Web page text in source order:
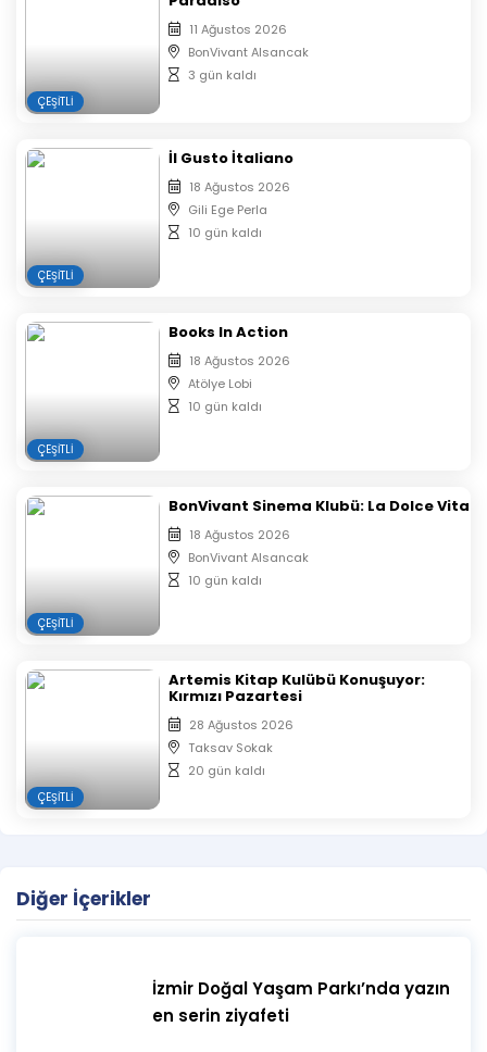
ÇEŞITLI
11 Ağustos 2026
BonVivant Alsancak
3 gün kaldı
ÇEŞITLI
İl Gusto İtaliano
18 Ağustos 2026
Gili Ege Perla
10 gün kaldı
ÇEŞITLI
Books In Action
18 Ağustos 2026
Atölye Lobi
10 gün kaldı
ÇEŞITLI
BonVivant Sinema Klubü: La Dolce Vita
18 Ağustos 2026
BonVivant Alsancak
10 gün kaldı
ÇEŞITLI
Artemis Kitap Kulübü Konuşuyor:
Kırmızı Pazartesi
28 Ağustos 2026
Taksav Sokak
20 gün kaldı
Diğer İçerikler
İzmir Doğal Yaşam Parkı’nda yazın
en serin ziyafeti